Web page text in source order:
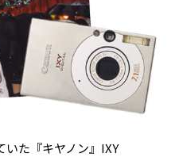
いた『キヤノン』IXY